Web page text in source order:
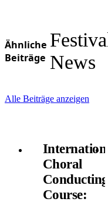
Ähnliche
Beiträge News
Alle Beiträge anzeigen
Choral
Conducting
Course: